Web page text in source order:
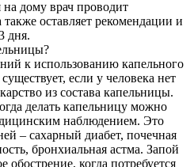
дому врач проводит
оставляет рекомендации и
дня.
к использованию капельного
если у человека нет
из состава капельницы.
делать капельницу можно
наблюдением. Это
– сахарный диабет, почечная
бронхиальная астма. Запой
обострение, когда потребуется